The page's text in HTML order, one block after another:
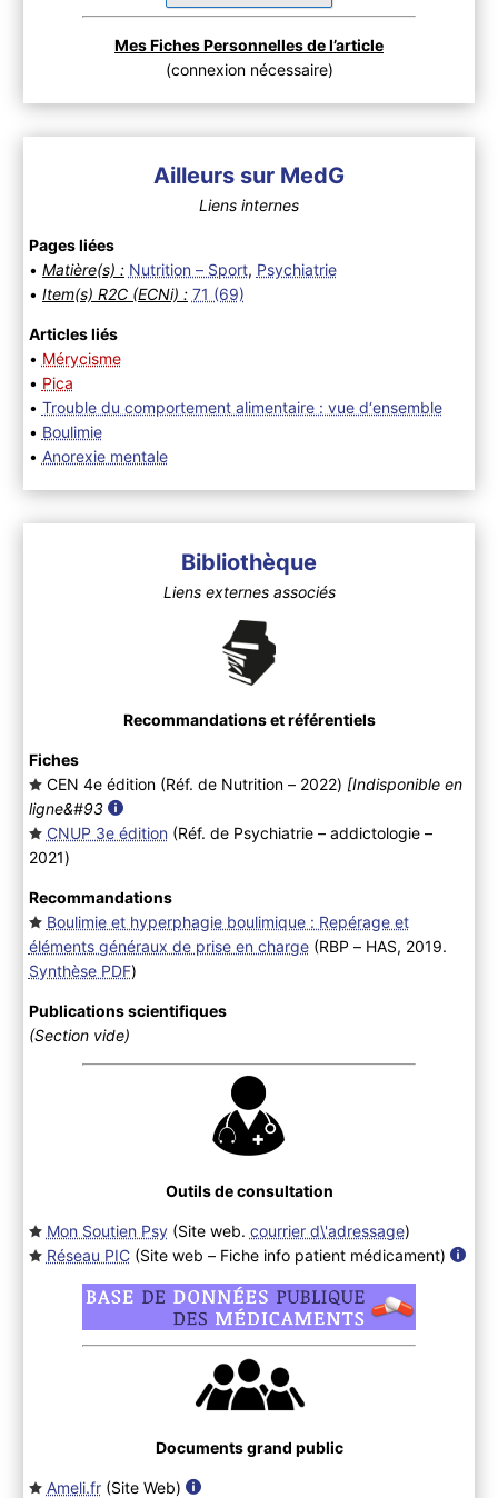
Mes Fiches Personnelles de l’article
(connexion nécessaire)
Ailleurs sur MedG
Liens internes
Pages liées
• Matière(s) : Nutrition – Sport, Psychiatrie
• Item(s) R2C (ECNi) : 71 (69)
Articles liés
• Mérycisme
• Pica
• Trouble du comportement alimentaire : vue d‘ensemble
• Boulimie
• Anorexie mentale
Bibliothèque
Liens externes associés
Recommandations et référentiels
Fiches
CEN 4e édition (Réf. de Nutrition – 2022) [Indisponible en
ligne&#93
CNUP 3e édition (Réf. de Psychiatrie – addictologie –
2021)
Recommandations
Boulimie et hyperphagie boulimique : Repérage et
éléments généraux de prise en charge(RBP – HAS, 2019.
Synthèse PDF)
Publications scientifiques
(Section vide)
Outils de consultation
Mon Soutien Psy(Site web. courrier d\'adressage)
Réseau PIC(Site web – Fiche info patient médicament)
Documents grand public
Ameli.fr(Site Web)